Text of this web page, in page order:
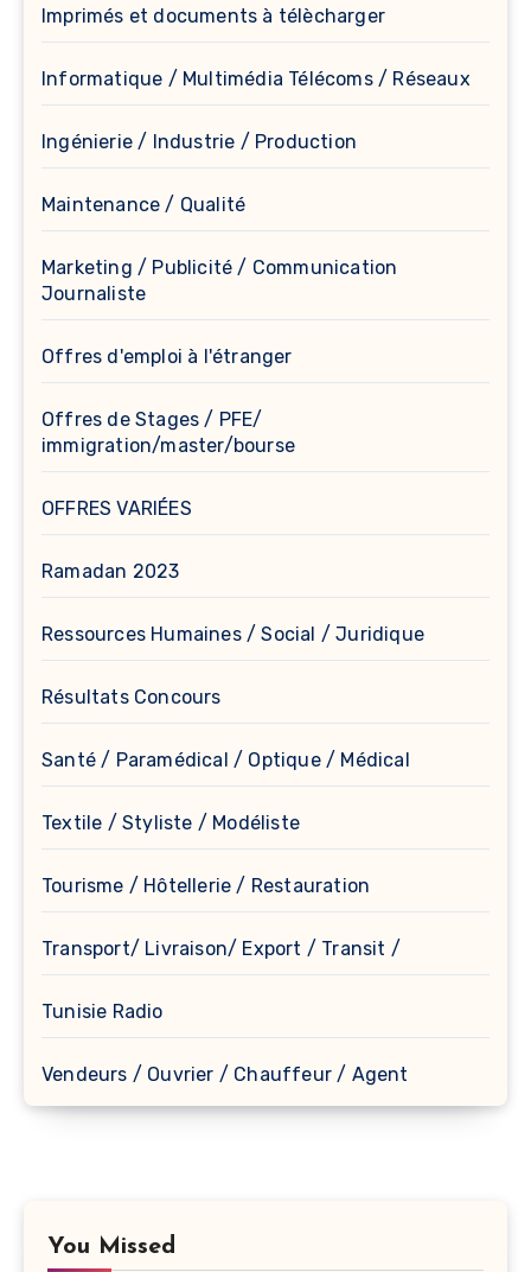
Imprimés et documents à télècharger
Informatique / Multimédia Télécoms / Réseaux
Ingénierie / Industrie / Production
Maintenance / Qualité
Marketing / Publicité / Communication
Journaliste
Offres d'emploi à l'étranger
Offres de Stages / PFE/
immigration/master/bourse
OFFRES VARIÉES
Ramadan 2023
Ressources Humaines / Social / Juridique
Résultats Concours
Santé / Paramédical / Optique / Médical
Textile / Styliste / Modéliste
Tourisme / Hôtellerie / Restauration
Transport/ Livraison/ Export / Transit /
Tunisie Radio
Vendeurs / Ouvrier / Chauffeur / Agent
You Missed